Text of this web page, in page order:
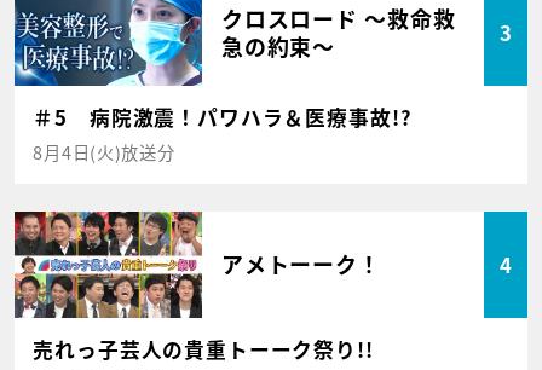
クロスロード ～救命救
急の約束～
3
＃5 病院激震！パワハラ＆医療事故!?
8月4日(火)放送分
アメトーーク！ 4
売れっ子芸人の貴重トーーク祭り!!